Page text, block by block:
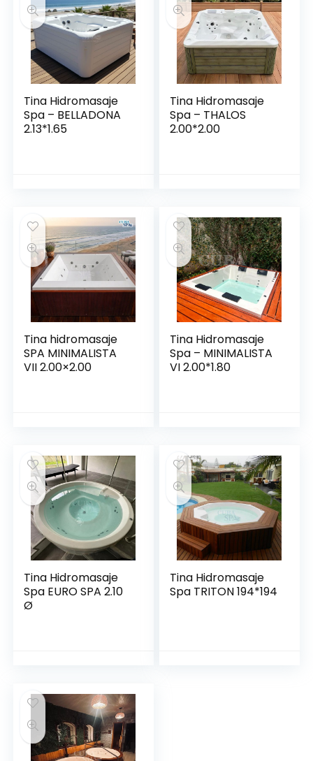
Tina Hidromasaje
Spa – BELLADONA
2.13*1.65
Tina Hidromasaje
Spa – THALOS
2.00*2.00
Tina hidromasaje
SPA MINIMALISTA
VII 2.00×2.00
Tina Hidromasaje
Spa – MINIMALISTA
VI 2.00*1.80
Tina Hidromasaje
Spa EURO SPA 2.10
Ø
Tina Hidromasaje
Spa TRITON 194*194